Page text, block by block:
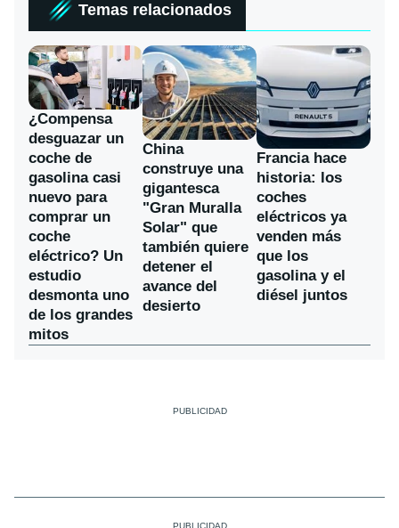
Temas relacionados
¿Compensa
desguazar un
coche de
gasolina casi
nuevo para
comprar un
coche
eléctrico? Un
estudio
desmonta uno
de los grandes
mitos
China
construye una
gigantesca
"Gran Muralla
Solar" que
también quiere
detener el
avance del
desierto
Francia hace
historia: los
coches
eléctricos ya
venden más
que los
gasolina y el
diésel juntos